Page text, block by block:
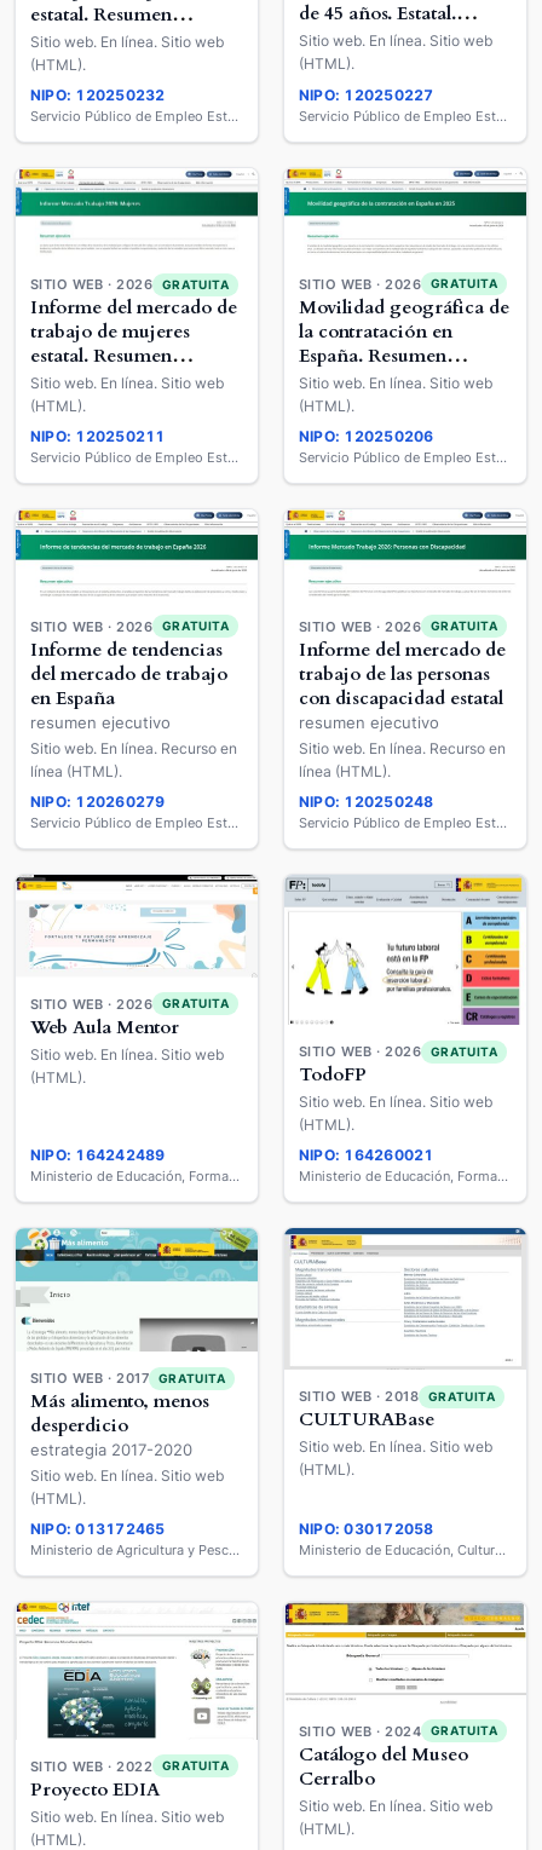
estatal. Resumen
ejecutivo
Sitio web. En línea. Sitio web
(HTML).
NIPO: 120250232
Servicio Público de Empleo Estatal
de 45 años. Estatal.
Resumen ejecutivo
Sitio web. En línea. Sitio web
(HTML).
NIPO: 120250227
Servicio Público de Empleo Estatal
SITIO WEB · 2026 GRATUITA
Informe del mercado de
trabajo de mujeres
estatal. Resumen
ejecutivo
Sitio web. En línea. Sitio web
(HTML).
NIPO: 120250211
Servicio Público de Empleo Estatal
SITIO WEB · 2026 GRATUITA
Movilidad geográfica de
la contratación en
España. Resumen
ejecutivo
Sitio web. En línea. Sitio web
(HTML).
NIPO: 120250206
Servicio Público de Empleo Estatal
SITIO WEB · 2026 GRATUITA
Informe de tendencias
del mercado de trabajo
en España
resumen ejecutivo
Sitio web. En línea. Recurso en
línea (HTML).
NIPO: 120260279
Servicio Público de Empleo Estatal
SITIO WEB · 2026 GRATUITA
Informe del mercado de
trabajo de las personas
con discapacidad estatal
resumen ejecutivo
Sitio web. En línea. Recurso en
línea (HTML).
NIPO: 120250248
Servicio Público de Empleo Estatal
SITIO WEB · 2026 GRATUITA
Web Aula Mentor
Sitio web. En línea. Sitio web
(HTML).
NIPO: 164242489
Ministerio de Educación, Formación Profesional y Deportes
SITIO WEB · 2026 GRATUITA
TodoFP
Sitio web. En línea. Sitio web
(HTML).
NIPO: 164260021
Ministerio de Educación, Formación Profesional y Deportes
SITIO WEB · 2017 GRATUITA
Más alimento, menos
desperdicio
estrategia 2017-2020
Sitio web. En línea. Sitio web
(HTML).
NIPO: 013172465
Ministerio de Agricultura y Pesca, Alimentación y Medio Ambiente
SITIO WEB · 2018 GRATUITA
CULTURABase
Sitio web. En línea. Sitio web
(HTML).
NIPO: 030172058
Ministerio de Educación, Cultura y Deporte
SITIO WEB · 2022 GRATUITA
Proyecto EDIA
Sitio web. En línea. Sitio web
(HTML).
SITIO WEB · 2024 GRATUITA
Catálogo del Museo
Cerralbo
Sitio web. En línea. Sitio web
(HTML).